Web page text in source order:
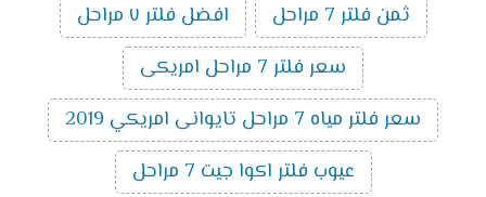
ثمن فلتر 7 مراحل
افضل فلتر ٧ مراحل
سعر فلتر 7 مراحل امريكى
سعر فلتر مياه 7 مراحل تايوانى امريكي 2019
عيوب فلتر اكوا جيت 7 مراحل